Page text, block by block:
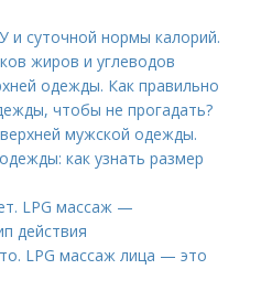
и суточной нормы калорий.
жиров и углеводов
одежды. Как правильно
чтобы не прогадать?
мужской одежды.
как узнать размер
LPG массаж —
действия
LPG массаж лица — это